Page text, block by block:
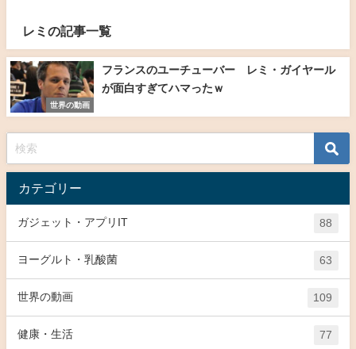
レミの記事一覧
世界の動画
フランスのユーチューバー レミ・ガイヤール
が面白すぎてハマったｗ
カテゴリー
ガジェット・アプリIT 88
ヨーグルト・乳酸菌 63
世界の動画 109
健康・生活 77